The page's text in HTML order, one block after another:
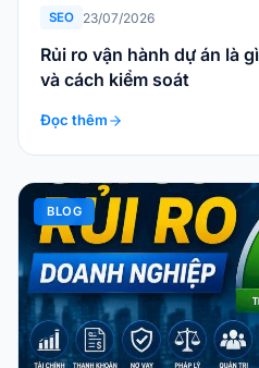
SEO 23/07/2026
Rủi ro vận hành dự án là
và cách kiểm soát
Đọc thêm
BLOG